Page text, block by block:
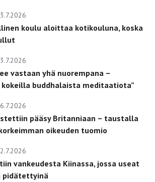
koulu aloittaa kotikouluna, koska
vastaan yhä nuorempana –
buddhalaista meditaatiota”
pääsy Britanniaan – taustalla
oikeuden tuomio
vankeudesta Kiinassa, jossa useat
pidätettyinä